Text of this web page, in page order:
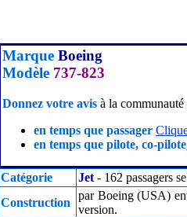
Marque Boeing
Modèle 737-823
Donnez votre avis à la
en temps que passager
en temps que pilote, co-
Catégorie Jet - 162 passagers
Construction
par Boeing (USA)
version.